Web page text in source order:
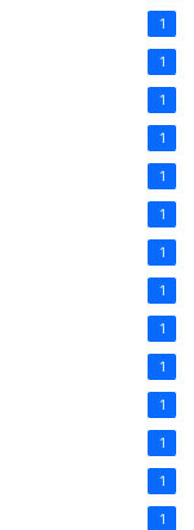
1
1
1
1
1
1
1
1
1
1
1
1
1
1